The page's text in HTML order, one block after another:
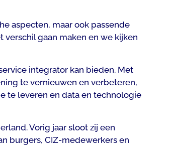
aspecten, maar ook passende
gaan maken en we kijken
integrator kan bieden. Met
te vernieuwen en verbeteren,
te leveren en data en technologie
Vorig jaar sloot zij een
burgers, CIZ-medewerkers en